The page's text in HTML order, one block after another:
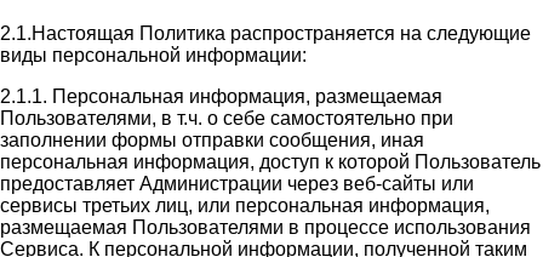
2.1.Настоящая Политика распространяется на следующие
виды персональной информации:
2.1.1. Персональная информация, размещаемая
Пользователями, в т.ч. о себе самостоятельно при
заполнении формы отправки сообщения, иная
персональная информация, доступ к которой Пользователь
предоставляет Администрации через веб-сайты или
сервисы третьих лиц, или персональная информация,
размещаемая Пользователями в процессе использования
Сервиса. К персональной информации, полученной таким